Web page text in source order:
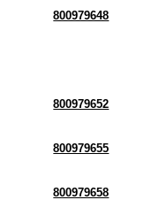
800979648
800979652
800979655
800979658